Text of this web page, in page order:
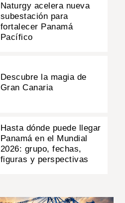
Naturgy acelera nueva
subestación para
fortalecer Panamá
Pacífico
Descubre la magia de
Gran Canaria
Hasta dónde puede llegar
Panamá en el Mundial
2026: grupo, fechas,
figuras y perspectivas